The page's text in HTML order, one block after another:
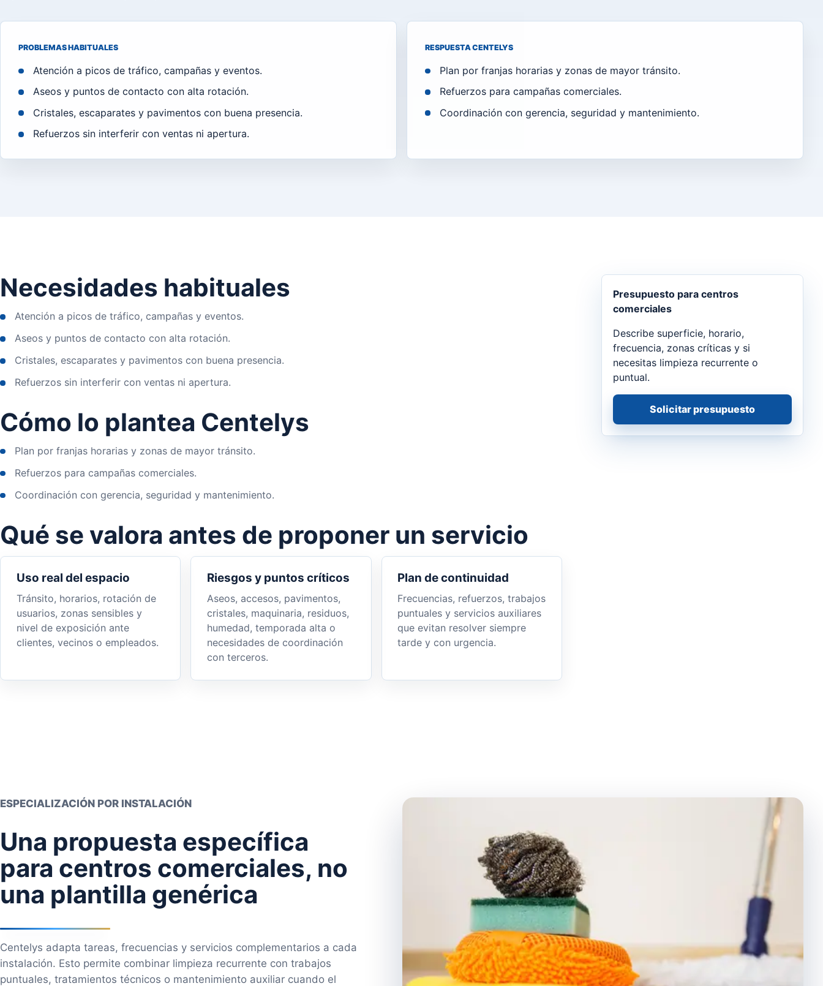
PROBLEMAS HABITUALES
Atención a picos de tráfico, campañas y eventos.
Aseos y puntos de contacto con alta rotación.
Cristales, escaparates y pavimentos con buena presencia.
Refuerzos sin interferir con ventas ni apertura.
RESPUESTA CENTELYS
Plan por franjas horarias y zonas de mayor tránsito.
Refuerzos para campañas comerciales.
Coordinación con gerencia, seguridad y mantenimiento.
Necesidades habituales
Atención a picos de tráfico, campañas y eventos.
Aseos y puntos de contacto con alta rotación.
Cristales, escaparates y pavimentos con buena presencia.
Refuerzos sin interferir con ventas ni apertura.
Cómo lo plantea Centelys
Plan por franjas horarias y zonas de mayor tránsito.
Refuerzos para campañas comerciales.
Coordinación con gerencia, seguridad y mantenimiento.
Qué se valora antes de proponer un servicio
Uso real del espacio
Tránsito, horarios, rotación de
usuarios, zonas sensibles y
nivel de exposición ante
clientes, vecinos o empleados.
Riesgos y puntos críticos
Aseos, accesos, pavimentos,
cristales, maquinaria, residuos,
humedad, temporada alta o
necesidades de coordinación
con terceros.
Plan de continuidad
Frecuencias, refuerzos, trabajos
puntuales y servicios auxiliares
que evitan resolver siempre
tarde y con urgencia.
Presupuesto para centros
comerciales
Describe superficie, horario,
frecuencia, zonas críticas y si
necesitas limpieza recurrente o
puntual.
Solicitar presupuesto
ESPECIALIZACIÓN POR INSTALACIÓN
Una propuesta específica
para centros comerciales, no
una plantilla genérica
Centelys adapta tareas, frecuencias y servicios complementarios a cada
instalación. Esto permite combinar limpieza recurrente con trabajos
puntuales, tratamientos técnicos o mantenimiento auxiliar cuando el